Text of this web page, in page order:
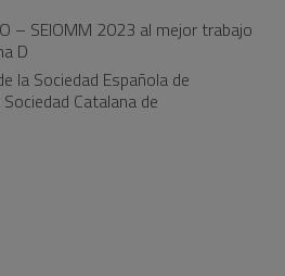
– SEIOMM 2023 al mejor trabajo
D
la Sociedad Española de
Catalana de